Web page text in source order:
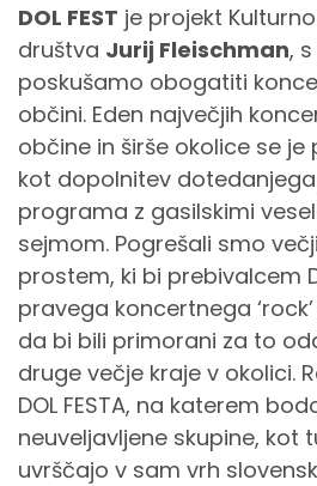
DOL FEST je projekt
društva Jurij Fleischman,
poskušamo obogatiti
občini. Eden največjih
občine in širše okolice se
kot dopolnitev
programa z gasilskimi
sejmom. Pogrešali smo
prostem, ki bi prebivalcem
pravega koncertnega
da bi bili primorani za to
druge večje kraje v okolici.
DOL FESTA, na katerem
neuveljavljene skupine, kot
uvrščajo v sam vrh